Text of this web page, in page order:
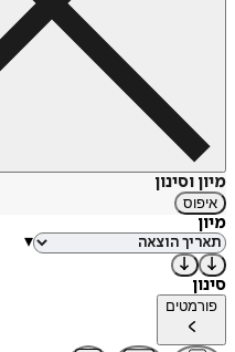
מיון וסינון
איפוס
מיון
▾
סינון
פורמטים